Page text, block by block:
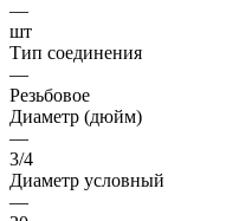
—
шт
Тип соединения
—
Резьбовое
Диаметр (дюйм)
—
3/4
Диаметр условный
—